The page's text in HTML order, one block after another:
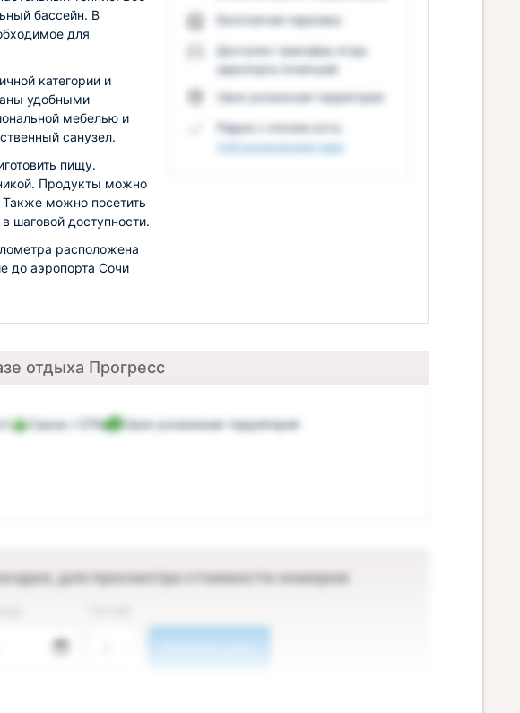
Бесплатная парковка
Доступен трансфер от/до
аэропорта (платный)
Своя ухоженная территория
Рядом с отелем есть:
Субтропический парк
бассейн. В
для
категории и
удобными
мебелью и
санузел.
пищу.
Продукты можно
можно посетить
шаговой доступности.
расположена
до аэропорта Сочи
отдыха Прогресс
Сауна / СПА
Своя ухоженная территория
для просмотра стоимости номеров